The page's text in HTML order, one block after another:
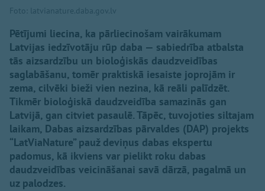
Foto: latvianature.daba.gov.lv
Pētījumi liecina, ka pārliecinošam vairākumam
Latvijas iedzīvotāju rūp daba — sabiedrība atbalsta
tās aizsardzību un bioloģiskās daudzveidības
saglabāšanu, tomēr praktiskā iesaiste joprojām ir
zema, cilvēki bieži vien nezina, kā reāli palīdzēt.
Tikmēr bioloģiskā daudzveidība samazinās gan
Latvijā, gan citviet pasaulē. Tāpēc, tuvojoties siltajam
laikam, Dabas aizsardzības pārvaldes (DAP) projekts
“LatViaNature” pauž deviņus dabas ekspertu
padomus, kā ikviens var pielikt roku dabas
daudzveidības veicināšanai savā dārzā, pagalmā un
uz palodzes.